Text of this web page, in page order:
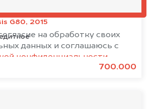
G80, 2015
700.000
на обработку своих
данных и соглашаюсь с
конфиденциальности